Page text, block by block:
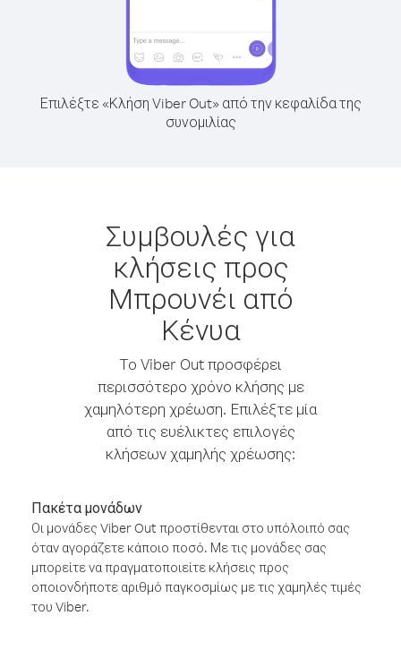
Επιλέξτε «Κλήση Viber Out» από την κεφαλίδα της
συνομιλίας
Συμβουλές για
κλήσεις προς
Μπρουνέι από
Κένυα
Το Viber Out προσφέρει
περισσότερο χρόνο κλήσης με
χαμηλότερη χρέωση. Επιλέξτε μία
από τις ευέλικτες επιλογές
κλήσεων χαμηλής χρέωσης:
Πακέτα μονάδων
Οι μονάδες Viber Out προστίθενται στο υπόλοιπό σας
όταν αγοράζετε κάποιο ποσό. Με τις μονάδες σας
μπορείτε να πραγματοποιείτε κλήσεις προς
οποιονδήποτε αριθμό παγκοσμίως με τις χαμηλές τιμές
του Viber.